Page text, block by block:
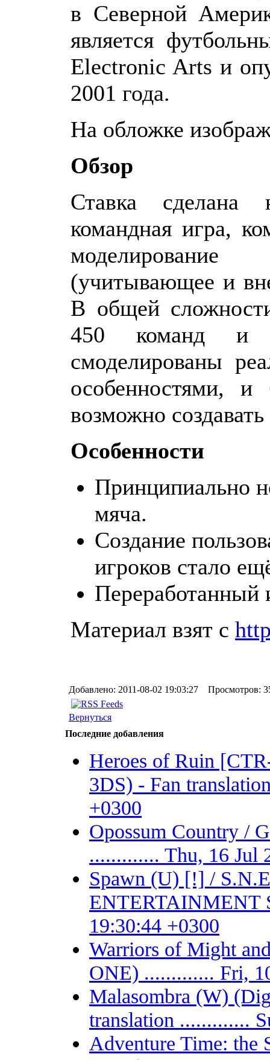
в Северной
является
Electronic Arts и
2001 года.
На обложке
Обзор
Ставка
командная игра,
(учитывающее и
В общей
450 команд и
смоделированы
особенностями,
возможно
Особенности
Принципиально
мяча.
Создание
игроков стало
Переработанный
Материал взят с
Добавлено: 2011-08-02 19:03:27 Просмотров:
Вернуться
Последние добавления
Heroes of Ruin
3DS) - Fan
+0300
Opossum Country /
............. Thu, 16 Jul
Spawn (U) [!] /
ENTERTAINMENT
19:30:44 +0300
Warriors of Might
ONE) ............. Fri,
Malasombra (W)
translation .............
Adventure Time: the